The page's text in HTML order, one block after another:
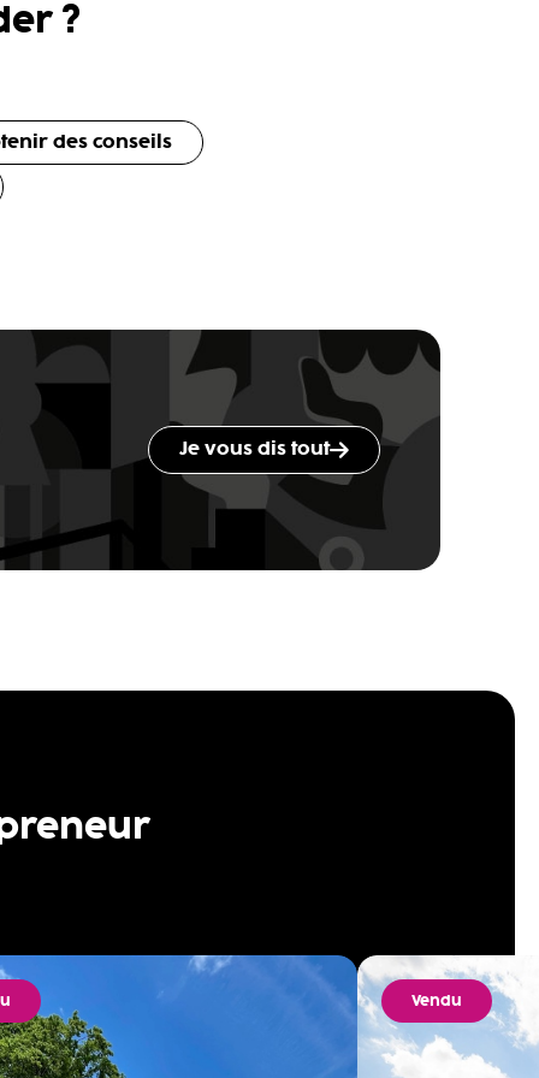
?
des conseils
Je vous dis tout
Vendu